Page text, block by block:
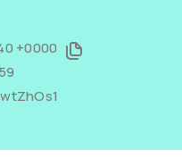
+0000